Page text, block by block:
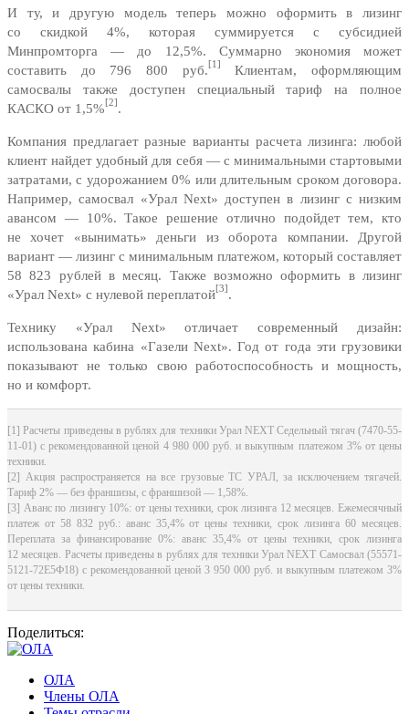
И ту, и другую модель теперь можно оформить в лизинг
со скидкой 4%, которая суммируется с субсидией
Минпромторга — до 12,5%. Суммарно экономия может
составить до 796 800 руб.[1]
Клиентам, оформляющим
самосвалы также доступен специальный тариф на полное
КАСКО от 1,5%[2].
Компания предлагает разные варианты расчета лизинга: любой
клиент найдет удобный для себя — с минимальными стартовыми
затратами, с удорожанием 0% или длительным сроком договора.
Например, самосвал «Урал Next» доступен в лизинг с низким
авансом — 10%. Такое решение отлично подойдет тем, кто
не хочет «вынимать» деньги из оборота компании. Другой
вариант — лизинг с минимальным платежом, который составляет
58 823 рублей в месяц. Также возможно оформить в лизинг
«Урал Next» с нулевой переплатой[3].
Технику «Урал Next» отличает современный дизайн:
использована кабина «Газели Next». Год от года эти грузовики
показывают не только свою работоспособность и мощность,
но и комфорт.
[1] Расчеты приведены в рублях для техники Урал NEXT Седельный тягач (7470-55-
11-01) с рекомендованной ценой 4 980 000 руб. и выкупным платежом 3% от цены
техники.
[2] Акция распространяется на все грузовые ТС УРАЛ, за исключением тягачей.
Тариф 2% — без франшизы, с франшизой — 1,58%.
[3] Аванс по лизингу 10%: от цены техники, срок лизинга 12 месяцев. Ежемесячный
платеж от 58 832 руб.: аванс 35,4% от цены техники, срок лизинга 60 месяцев.
Переплата за финансирование 0%: аванс 35,4% от цены техники, срок лизинга
12 месяцев. Расчеты приведены в рублях для техники Урал NEXT Самосвал (55571-
5121-72Е5Ф18) с рекомендованной ценой 3 950 000 руб. и выкупным платежом 3%
от цены техники.
Поделиться:
ОЛА
Члены ОЛА